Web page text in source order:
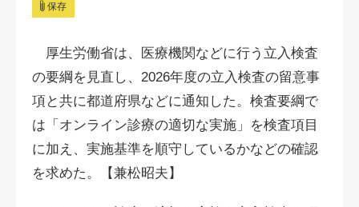
保存
厚生労働省は、医療機関などに行う立入検査
の要綱を見直し、2026年度の立入検査の留意事
項と共に都道府県などに通知した。検査要綱で
は「オンライン診療の適切な実施」を検査項目
に加え、実施基準を順守しているかなどの確認
を求めた。【兼松昭夫】